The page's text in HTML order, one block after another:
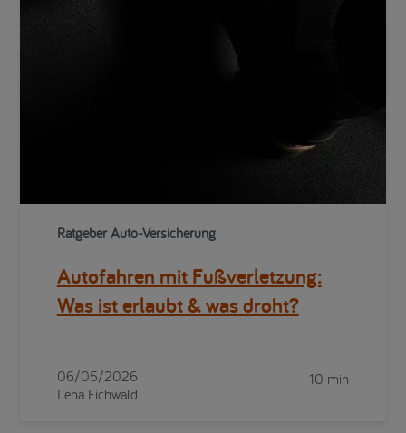
Ratgeber Auto-Versicherung
Autofahren mit Fußverletzung:
Was ist erlaubt & was droht?
06/05/2026
Lena Eichwald
10 min